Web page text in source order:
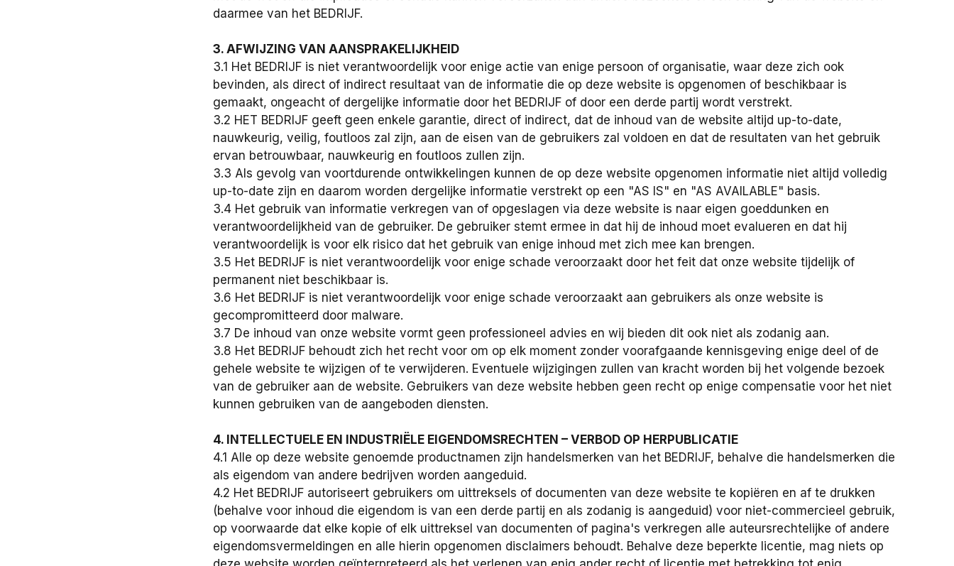
daarmee van het BEDRIJF.
3. AFWIJZING VAN AANSPRAKELIJKHEID
3.1 Het BEDRIJF is niet verantwoordelijk voor enige actie van enige persoon of organisatie, waar deze zich ook
bevinden, als direct of indirect resultaat van de informatie die op deze website is opgenomen of beschikbaar is
gemaakt, ongeacht of dergelijke informatie door het BEDRIJF of door een derde partij wordt verstrekt.
3.2 HET BEDRIJF geeft geen enkele garantie, direct of indirect, dat de inhoud van de website altijd up-to-date,
nauwkeurig, veilig, foutloos zal zijn, aan de eisen van de gebruikers zal voldoen en dat de resultaten van het gebruik
ervan betrouwbaar, nauwkeurig en foutloos zullen zijn.
3.3 Als gevolg van voortdurende ontwikkelingen kunnen de op deze website opgenomen informatie niet altijd volledig
up-to-date zijn en daarom worden dergelijke informatie verstrekt op een "AS IS" en "AS AVAILABLE" basis.
3.4 Het gebruik van informatie verkregen van of opgeslagen via deze website is naar eigen goeddunken en
verantwoordelijkheid van de gebruiker. De gebruiker stemt ermee in dat hij de inhoud moet evalueren en dat hij
verantwoordelijk is voor elk risico dat het gebruik van enige inhoud met zich mee kan brengen.
3.5 Het BEDRIJF is niet verantwoordelijk voor enige schade veroorzaakt door het feit dat onze website tijdelijk of
permanent niet beschikbaar is.
3.6 Het BEDRIJF is niet verantwoordelijk voor enige schade veroorzaakt aan gebruikers als onze website is
gecompromitteerd door malware.
3.7 De inhoud van onze website vormt geen professioneel advies en wij bieden dit ook niet als zodanig aan.
3.8 Het BEDRIJF behoudt zich het recht voor om op elk moment zonder voorafgaande kennisgeving enige deel of de
gehele website te wijzigen of te verwijderen. Eventuele wijzigingen zullen van kracht worden bij het volgende bezoek
van de gebruiker aan de website. Gebruikers van deze website hebben geen recht op enige compensatie voor het niet
kunnen gebruiken van de aangeboden diensten.
4. INTELLECTUELE EN INDUSTRIËLE EIGENDOMSRECHTEN – VERBOD OP HERPUBLICATIE
4.1 Alle op deze website genoemde productnamen zijn handelsmerken van het BEDRIJF, behalve die handelsmerken die
als eigendom van andere bedrijven worden aangeduid.
4.2 Het BEDRIJF autoriseert gebruikers om uittreksels of documenten van deze website te kopiëren en af te drukken
(behalve voor inhoud die eigendom is van een derde partij en als zodanig is aangeduid) voor niet-commercieel gebruik,
op voorwaarde dat elke kopie of elk uittreksel van documenten of pagina's verkregen alle auteursrechtelijke of andere
eigendomsvermeldingen en alle hierin opgenomen disclaimers behoudt. Behalve deze beperkte licentie, mag niets op